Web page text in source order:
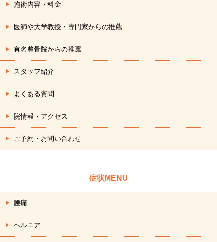
施術内容・料金
医師や大学教授・専門家からの推薦
有名整骨院からの推薦
スタッフ紹介
よくある質問
院情報・アクセス
ご予約・お問い合わせ
症状MENU
腰痛
ヘルニア